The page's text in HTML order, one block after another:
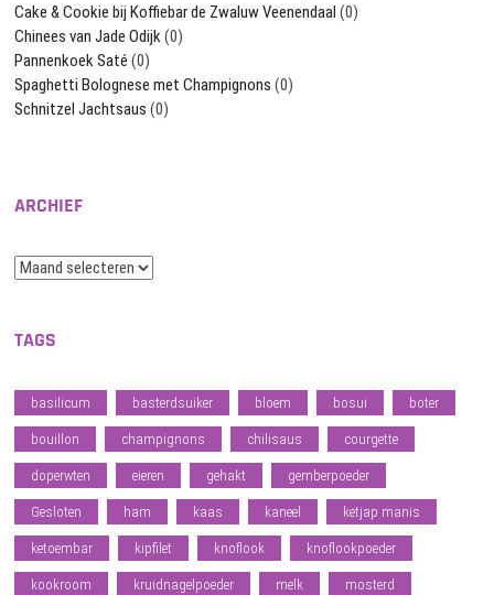
Cake & Cookie bij Koffiebar de Zwaluw Veenendaal (0)
Chinees van Jade Odijk(0)
Pannenkoek Saté (0)
Spaghetti Bolognese met Champignons (0)
Schnitzel Jachtsaus (0)
ARCHIEF
Archief
TAGS
basilicum basterdsuiker bloem bosui boter
bouillon champignons chilisaus courgette
doperwten eieren gehakt gemberpoeder
Gesloten ham kaas kaneel ketjap manis
ketoembar kipfilet knoflook knoflookpoeder
kookroom kruidnagelpoeder melk mosterd